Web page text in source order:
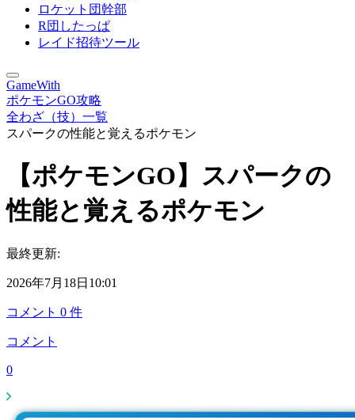
ロケット団幹部
R団したっぱ
レイド招待ツール
GameWith
ポケモンGO攻略
全わざ（技）一覧
スパークの性能と覚えるポケモン
【ポケモンGO】スパークの
性能と覚えるポケモン
最終更新:
2026年7月18日10:01
コメント 0 件
コメント
0